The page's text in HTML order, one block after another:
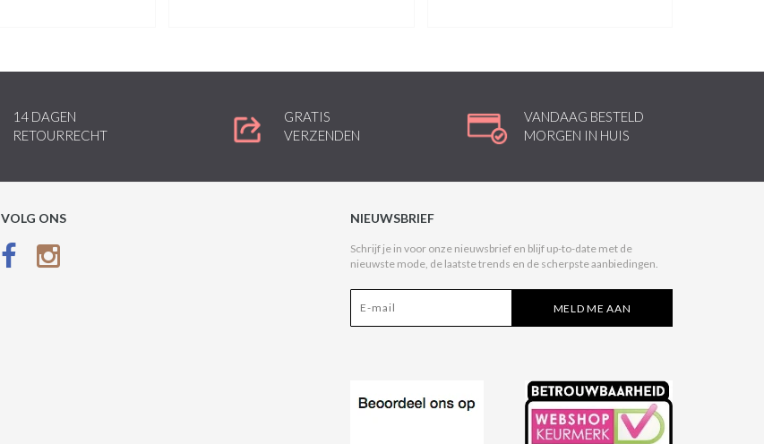
14 DAGEN
RETOURRECHT
GRATIS
VERZENDEN
VANDAAG BESTELD
MORGEN IN HUIS
VOLG ONS NIEUWSBRIEF
Schrijf je in voor onze nieuwsbrief en blijf up-to-date met de
nieuwste mode, de laatste trends en de scherpste aanbiedingen.
MELD ME AAN